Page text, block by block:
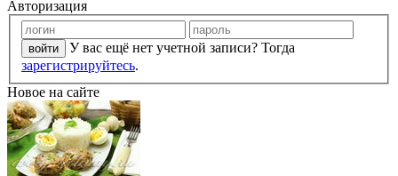
Авторизация
У вас ещё нет учетной записи? Тогда
зарегистрируйтесь.
Новое на сайте